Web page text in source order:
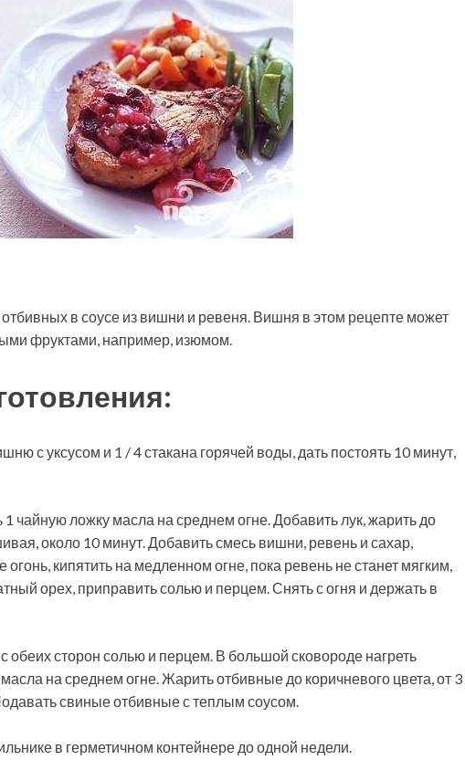
в соусе из вишни и ревеня. Вишня в этом рецепте может
фруктами, например, изюмом.
с уксусом и 1 / 4 стакана горячей воды, дать постоять 10 минут,
чайную ложку масла на среднем огне. Добавить лук, жарить до
около 10 минут. Добавить смесь вишни, ревень и сахар,
кипятить на медленном огне, пока ревень не станет мягким,
орех, приправить солью и перцем. Снять с огня и держать в
сторон солью и перцем. В большой сковороде нагреть
на среднем огне. Жарить отбивные до коричневого цвета, от 3
свиные отбивные с теплым соусом.
в герметичном контейнере до одной недели.